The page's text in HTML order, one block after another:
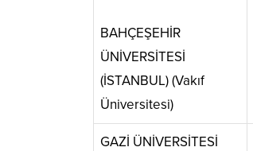
BAHÇEŞEHİR
ÜNİVERSİTESİ
(İSTANBUL) (Vakıf
Üniversitesi)
GAZİ ÜNİVERSİTESİ